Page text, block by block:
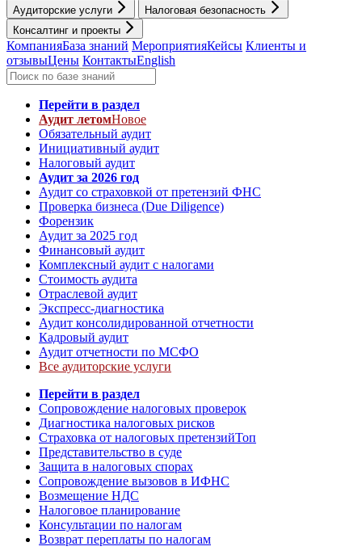
Аудиторские услуги
Налоговая безопасность
Консалтинг и проекты
КомпанияБаза знаний МероприятияКейсы Клиенты и
отзывыЦены КонтактыEnglish
Перейти в раздел
Аудит летомНовое
Обязательный аудит
Инициативный аудит
Налоговый аудит
Аудит за 2026 год
Аудит со страховкой от претензий ФНС
Проверка бизнеса (Due Diligence)
Форензик
Аудит за 2025 год
Финансовый аудит
Комплексный аудит с налогами
Стоимость аудита
Отраслевой аудит
Экспресс-диагностика
Аудит консолидированной отчетности
Кадровый аудит
Аудит отчетности по МСФО
Все аудиторские услуги
Перейти в раздел
Сопровождение налоговых проверок
Диагностика налоговых рисков
Страховка от налоговых претензийТоп
Представительство в суде
Защита в налоговых спорах
Сопровождение вызовов в ИФНС
Возмещение НДС
Налоговое планирование
Консультации по налогам
Возврат переплаты по налогам